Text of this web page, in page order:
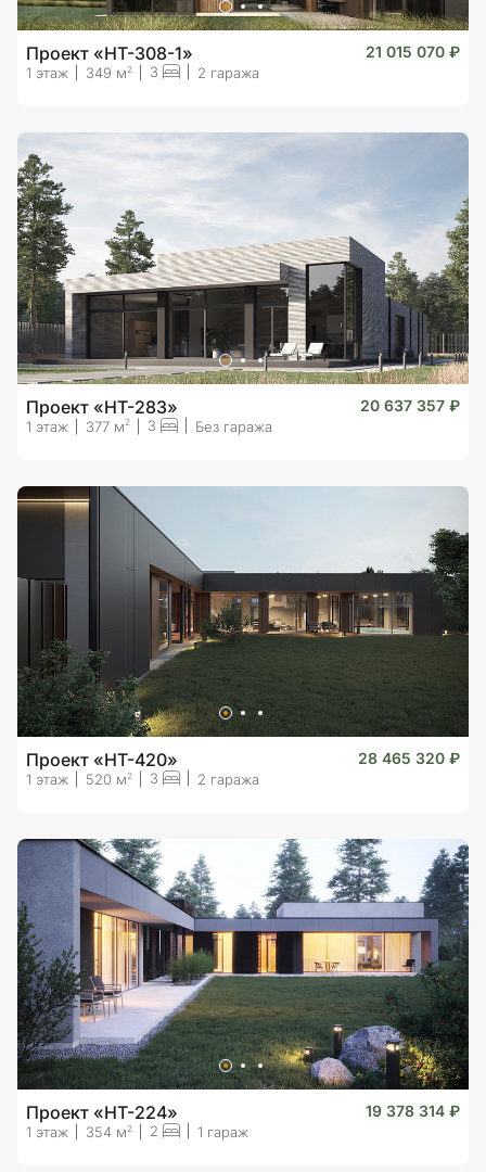
Проект «HT-308-1» 21 015 070 ₽
1 этаж 349 м 2 3 2 гаража
Проект «HT-283» 20 637 357 ₽
1 этаж 377 м2 3 Без гаража
Проект «HT-420» 28 465 320 ₽
1 этаж 520 м 2 3 2 гаража
Проект «HT-224» 19 378 314 ₽
1 этаж 354 м2 2 1 гараж